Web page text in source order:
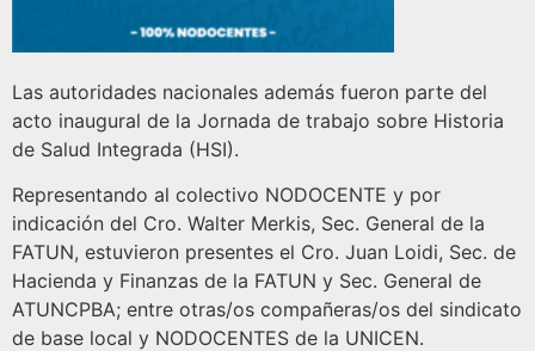
Las autoridades nacionales además fueron parte del
acto inaugural de la Jornada de trabajo sobre Historia
de Salud Integrada (HSI).
Representando al colectivo NODOCENTE y por
indicación del Cro. Walter Merkis, Sec. General de la
FATUN, estuvieron presentes el Cro. Juan Loidi, Sec. de
Hacienda y Finanzas de la FATUN y Sec. General de
ATUNCPBA; entre otras/os compañeras/os del sindicato
de base local y NODOCENTES de la UNICEN.